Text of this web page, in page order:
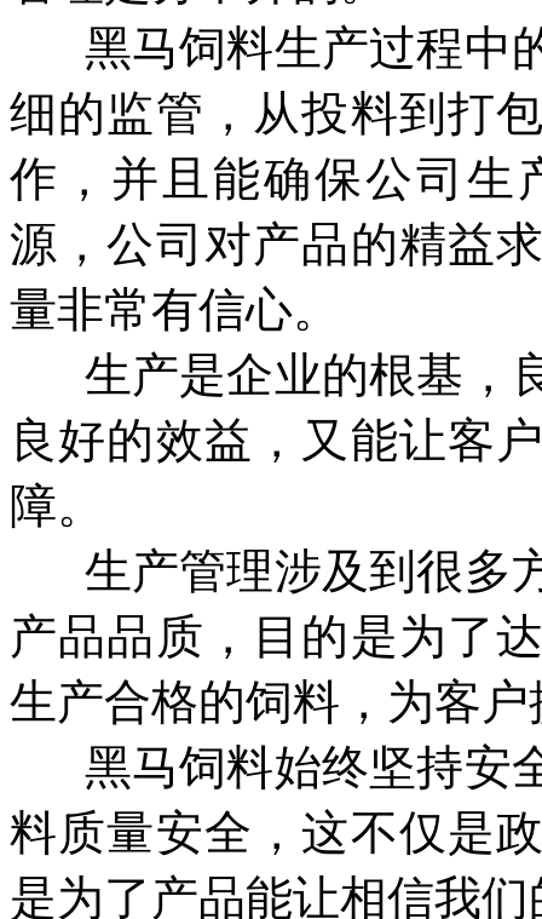
黑马饲料生产过程中
细的监管，从投料到打
作，并且能确保公司生
源，公司对产品的精益
量非常有信心。
生产是企业的根基，
良好的效益，又能让客
障。
生产管理涉及到很多
产品品质，目的是为了
生产合格的饲料，为客
黑马饲料始终坚持安
料质量安全，这不仅是
是为了产品能让相信我